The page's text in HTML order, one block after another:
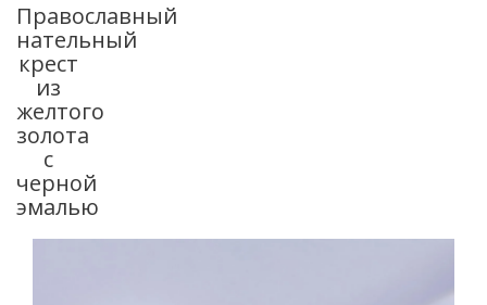
Православный
нательный
крест
из
желтого
золота
с
черной
эмалью